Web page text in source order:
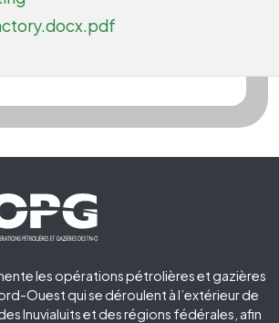
les opérations pétrolières et gazières
Ouest qui se déroulent à l’extérieur de
Inuvialuits et des régions fédérales, afin